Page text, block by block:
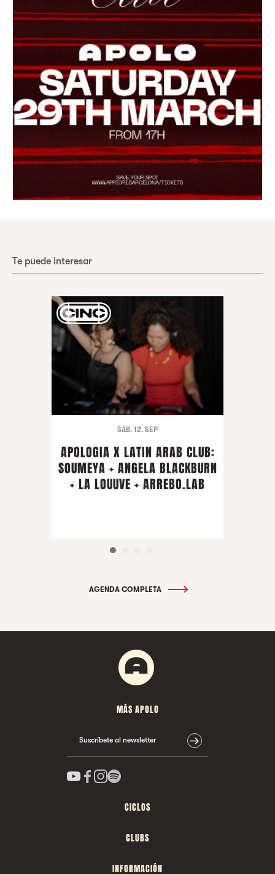
Te puede interesar
SAB. 12. SEP
APOLOGIA X LATIN ARAB CLUB:
SOUMEYA + ANGELA BLACKBURN
+ LA LOUUVE + ARREBO.LAB
AGENDA COMPLETA
MÁS APOLO
Suscríbete al newsletter
CICLOS
CLUBS
INFORMACIÓN